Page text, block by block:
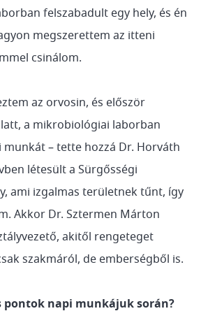
felszabadult egy hely, és én
megszerettem az itteni
csinálom.
az orvosin, és először
a mikrobiológiai laborban
– tette hozzá Dr. Horváth
létesült a Sürgősségi
ami izgalmas területnek tűnt, így
Akkor Dr. Sztermen Márton
akitől rengeteget
szakmáról, de emberségből is.
pontok napi munkájuk során?